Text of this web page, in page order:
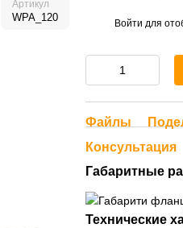
Артикул
WPA_120 Войти для
Файлы
Консультация
Габаритные
Технические